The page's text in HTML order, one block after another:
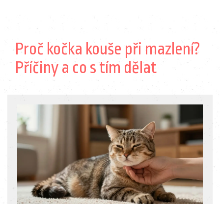
Proč kočka kouše při mazlení?
Příčiny a co s tím dělat